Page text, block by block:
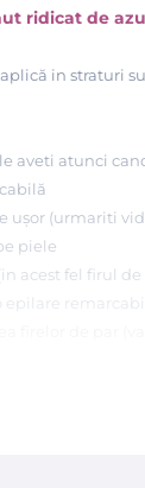
ridicat de
in straturi
aveti atunci
ușor (urmariti
piele
acest fel firul
epilare